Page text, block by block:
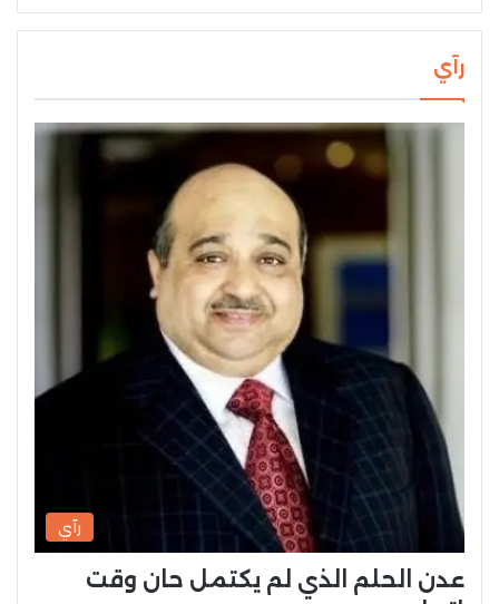
رآي
رآي
عدن الحلم الذي لم يكتمل حان وقت